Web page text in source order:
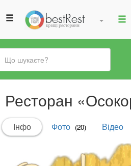
Ви
є
тут
Ресторан
Первинні
вкладки
Інфо(активна
вкладка)
Фото (20) Відео